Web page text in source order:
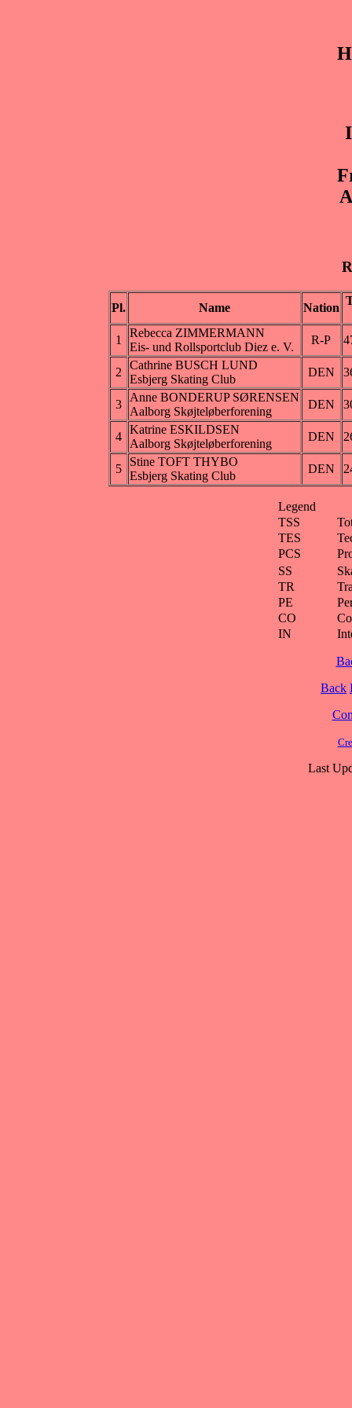
Pl. Name Nation
1
Rebecca ZIMMERMANN
Eis- und Rollsportclub Diez e. V.
R-P
2
Cathrine BUSCH LUND
Esbjerg Skating Club
DEN
3
Anne BONDERUP SØRENSEN
Aalborg Skøjteløberforening
DEN
4
Katrine ESKILDSEN
Aalborg Skøjteløberforening
DEN
5
Stine TOFT THYBO
Esbjerg Skating Club
DEN
Legend
TSS
TES
PCS
SS
TR
PE
CO
IN
Back
Last